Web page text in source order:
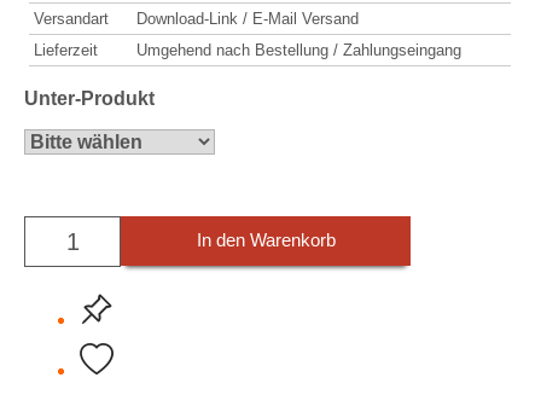
Versandart
Download-Link / E-Mail Versand
Lieferzeit
Umgehend nach Bestellung / Zahlungseingang
Unter-Produkt
In den Warenkorb